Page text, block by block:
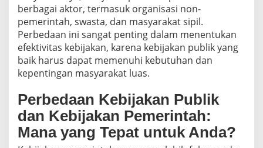
berbagai aktor, termasuk organisasi non-
pemerintah, swasta, dan masyarakat sipil.
Perbedaan ini sangat penting dalam menentukan
efektivitas kebijakan, karena kebijakan publik yang
baik harus dapat memenuhi kebutuhan dan
kepentingan masyarakat luas.
Perbedaan Kebijakan Publik
dan Kebijakan Pemerintah:
Mana yang Tepat untuk Anda?